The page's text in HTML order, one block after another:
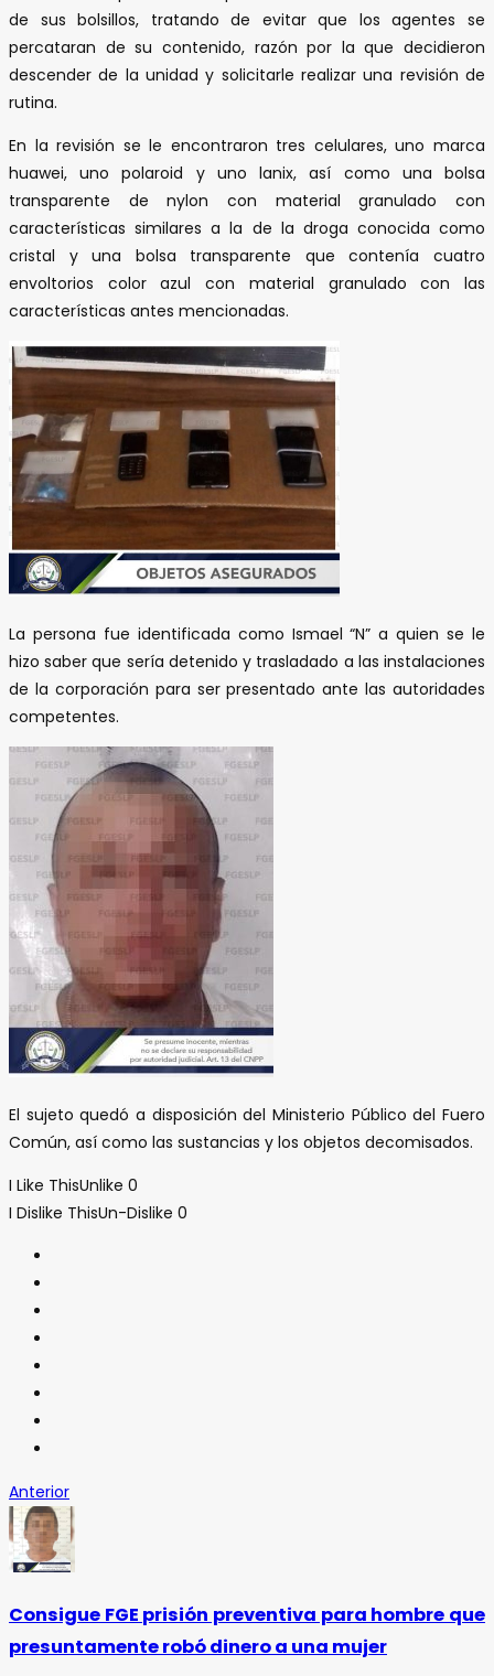
de sus bolsillos, tratando de evitar que los agentes se
percataran de su contenido, razón por la que decidieron
descender de la unidad y solicitarle realizar una revisión de
rutina.
En la revisión se le encontraron tres celulares, uno marca
huawei, uno polaroid y uno lanix, así como una bolsa
transparente de nylon con material granulado con
características similares a la de la droga conocida como
cristal y una bolsa transparente que contenía cuatro
envoltorios color azul con material granulado con las
características antes mencionadas.
La persona fue identificada como Ismael “N” a quien se le
hizo saber que sería detenido y trasladado a las instalaciones
de la corporación para ser presentado ante las autoridades
competentes.
El sujeto quedó a disposición del Ministerio Público del Fuero
Común, así como las sustancias y los objetos decomisados.
I Like ThisUnlike 0
I Dislike ThisUn-Dislike 0
Anterior
Consigue FGE prisión preventiva para hombre que
presuntamente robó dinero a una mujer